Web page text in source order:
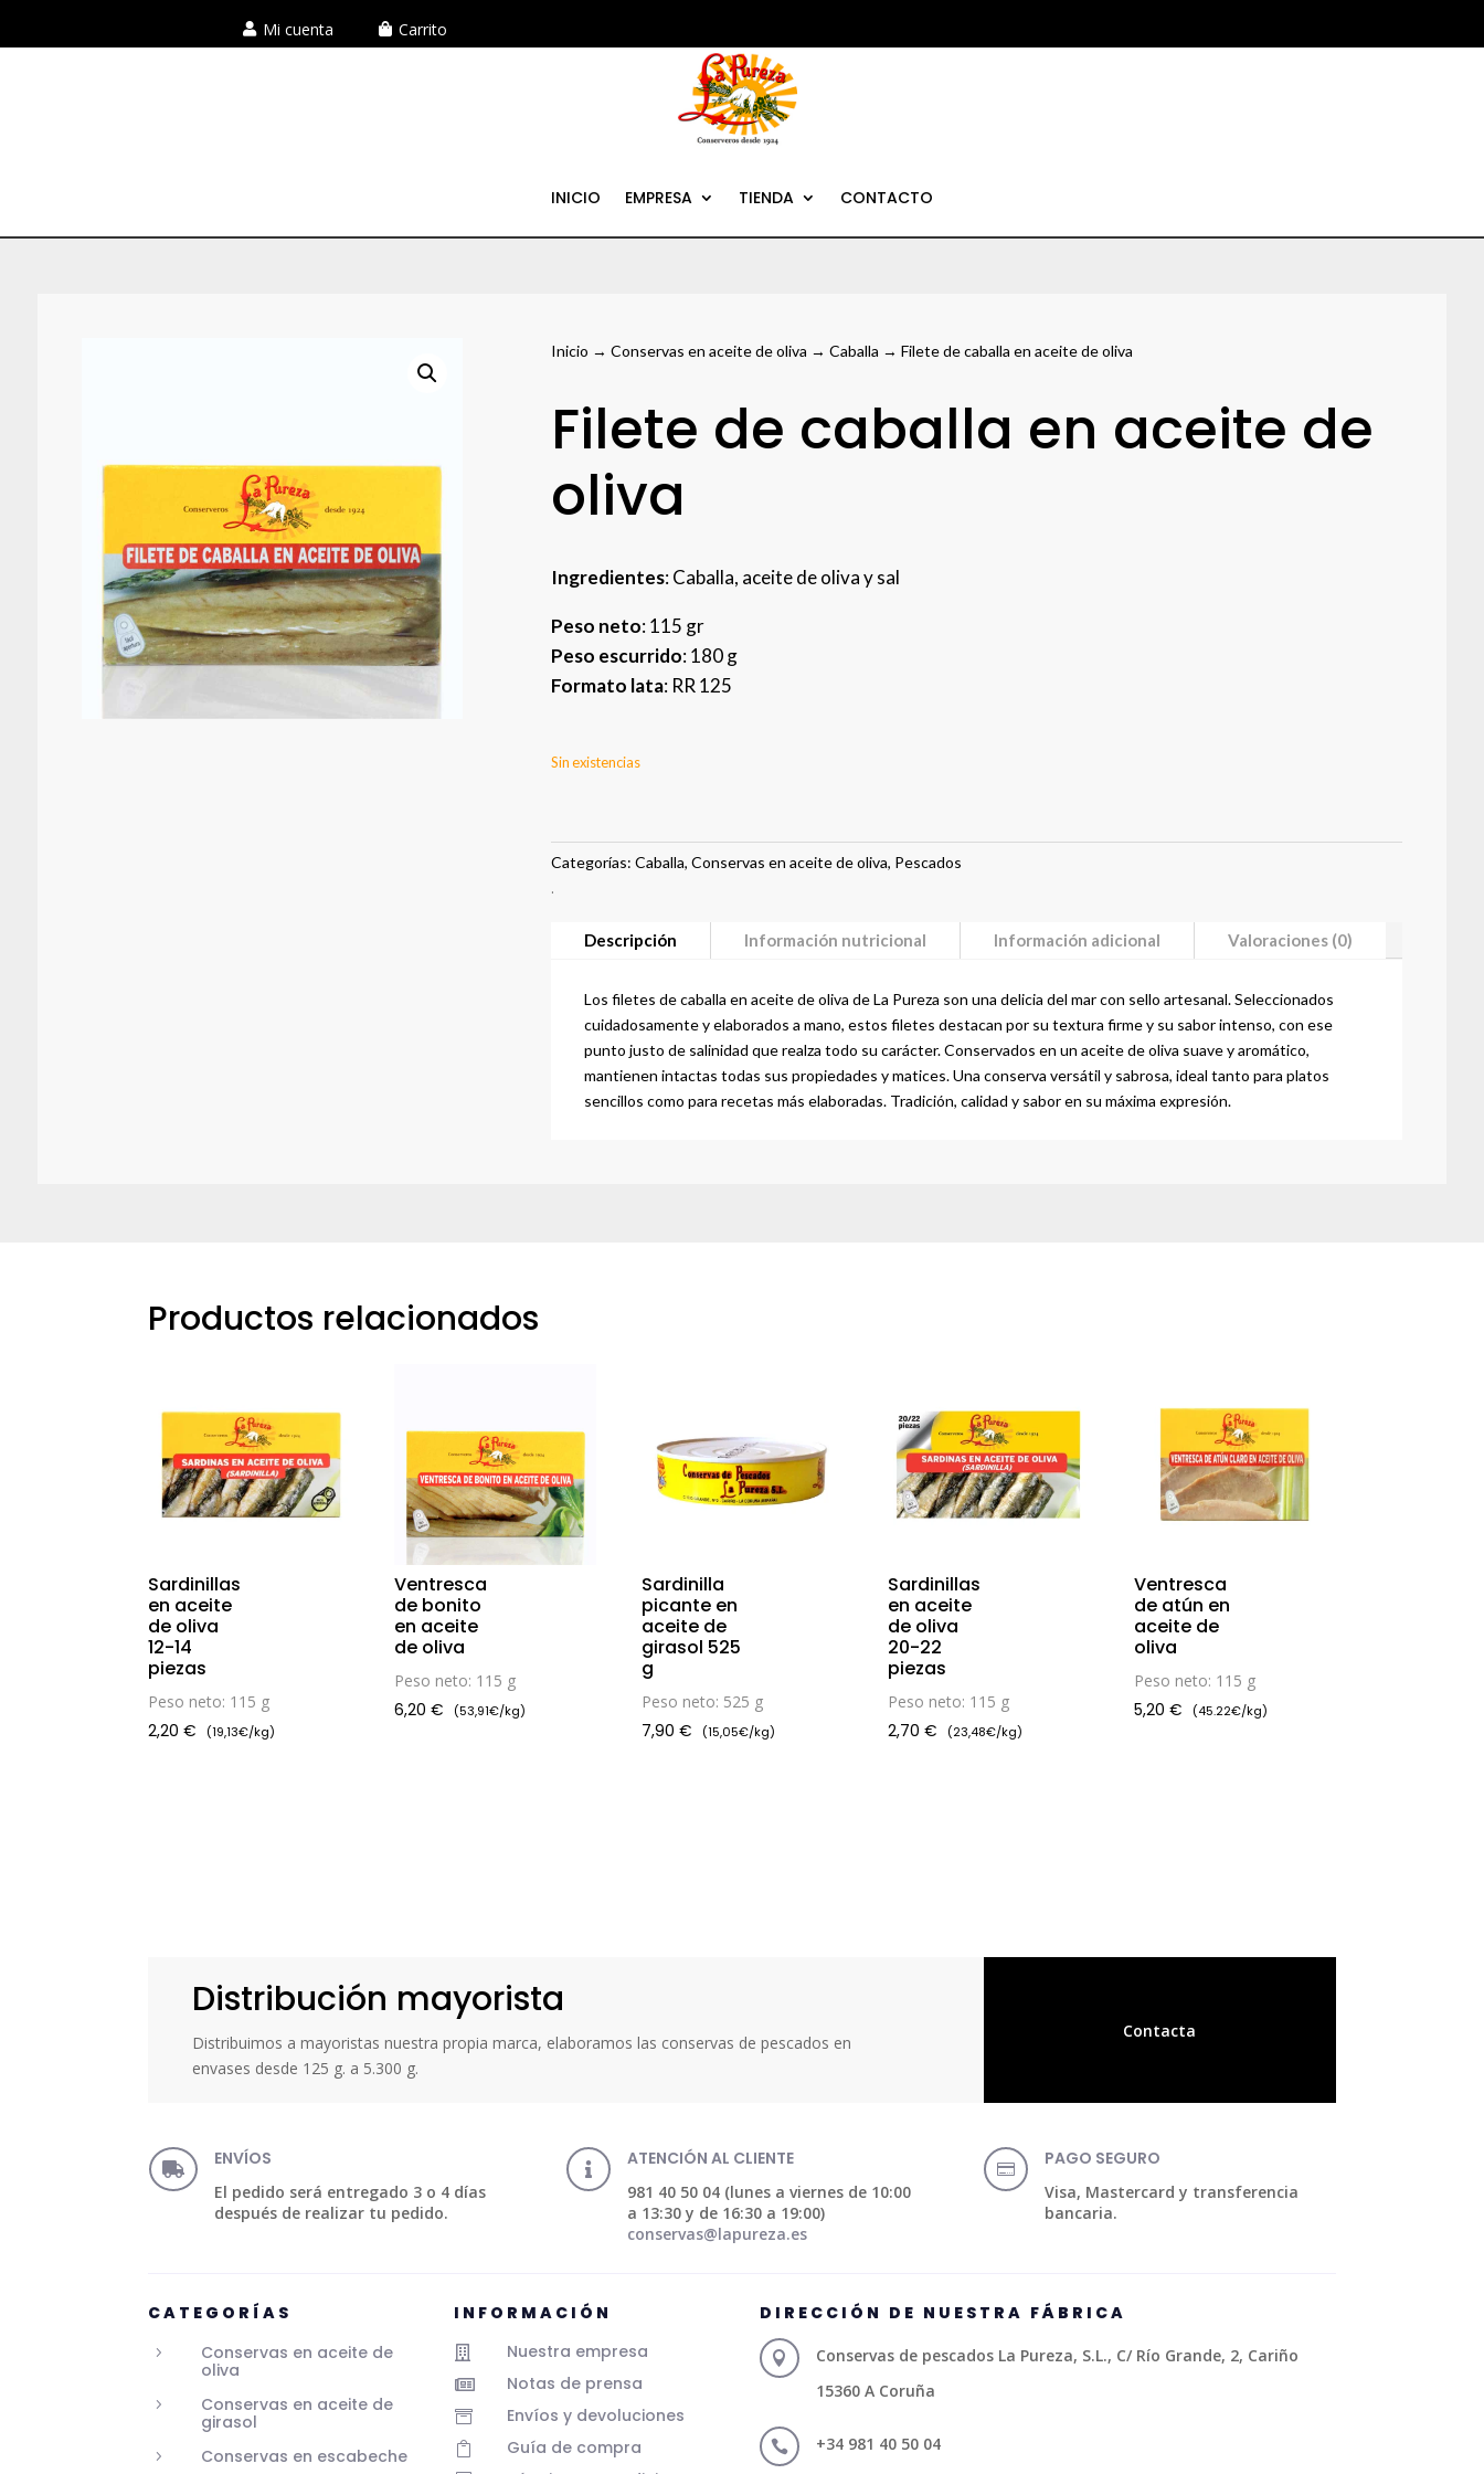
Mi cuenta Carrito
INICIO EMPRESA TIENDA CONTACTO
Inicio →Conservas en aceite de oliva →Caballa → Filete de caballa en aceite de oliva
Filete de caballa en aceite de
oliva
Ingredientes: Caballa, aceite de oliva y sal
Peso neto: 115 gr
Peso escurrido: 180 g
Formato lata: RR 125
Sin existencias
Categorías:Caballa,Conservas en aceite de oliva, Pescados
.
Descripción Información nutricional Información adicional Valoraciones (0)
Los filetes de caballa en aceite de oliva de La Pureza son una delicia del mar con sello artesanal. Seleccionados
cuidadosamente y elaborados a mano, estos filetes destacan por su textura firme y su sabor intenso, con ese
punto justo de salinidad que realza todo su carácter. Conservados en un aceite de oliva suave y aromático,
mantienen intactas todas sus propiedades y matices. Una conserva versátil y sabrosa, ideal tanto para platos
sencillos como para recetas más elaboradas. Tradición, calidad y sabor en su máxima expresión.
Productos relacionados
Sardinillas
en aceite
de oliva
12-14
piezas
Peso neto: 115 g
2,20€ (19,13€/kg)
Ventresca
de bonito
en aceite
de oliva
Peso neto: 115 g
6,20€ (53,91€/kg)
Sardinilla
picante en
aceite de
girasol 525
g
Peso neto: 525 g
7,90 € (15,05€/kg)
Sardinillas
en aceite
de oliva
20-22
piezas
Peso neto: 115 g
2,70 € (23,48€/kg)
Ventresca
de atún en
aceite de
oliva
Peso neto: 115 g
5,20 € (45.22€/kg)
Distribución mayorista
Distribuimos a mayoristas nuestra propia marca, elaboramos las conservas de pescados en
envases desde 125 g. a 5.300 g.
Contacta
 ENVÍOS
El pedido será entregado 3 o 4 días
después de realizar tu pedido.
 ATENCIÓN AL CLIENTE
981 40 50 04 (lunes a viernes de 10:00
a 13:30 y de 16:30 a 19:00)
conservas@lapureza.es
 PAGO SEGURO
Visa, Mastercard y transferencia
bancaria.
CATEGORÍAS
5
Conservas en aceite de
oliva
5
Conservas en aceite de
girasol
5 Conservas en escabeche
INFORMACIÓN
 Nuestra empresa
 Notas de prensa
 Envíos y devoluciones
 Guía de compra
DIRECCIÓN DE NUESTRA FÁBRICA

Conservas de pescados La Pureza, S.L., C/ Río Grande, 2, Cariño
15360 A Coruña
 +34 981 40 50 04